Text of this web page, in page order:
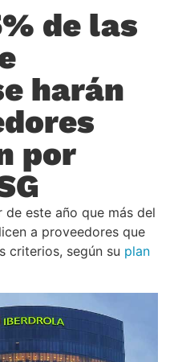
de las
harán
por
este año que más del
a proveedores que
criterios, según su plan